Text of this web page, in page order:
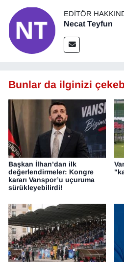
EDITÖR
Necat Teyfun
Bunlar da ilginizi
Başkan İlhan’dan ilk
değerlendirmeler: Kongre
kararı Vanspor’u uçuruma
sürükleyebilirdi!